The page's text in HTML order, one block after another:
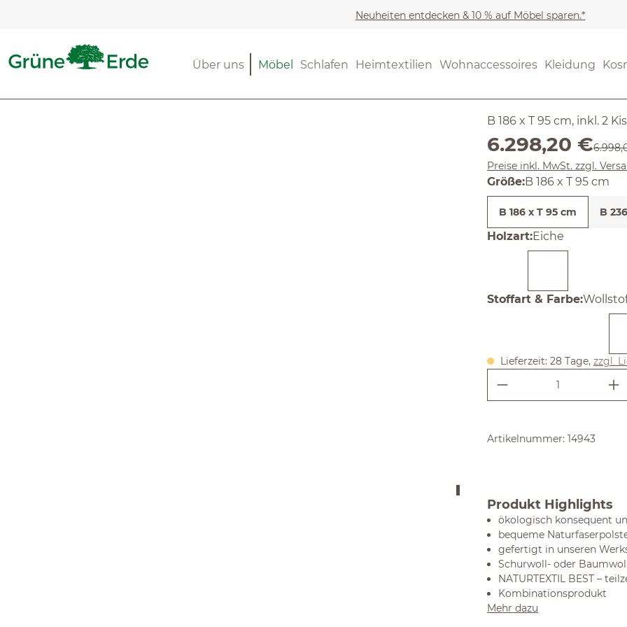
Neuheiten entdecken & 10 % auf Möbel sparen.*
Möbel Schlafen Heimtextilien Wohnaccessoires Kleidung
Über uns (4.75) 4
B 186 x T 95 cm, inkl. 2
Verkaufspreis:
6.298,20 €
Preise inkl. MwSt. zzgl.
Größe:B 186 x T 95 cm
B 186 x T 95 cm B
Holzartauswählen
:Eiche
Stoffart & Farbe:
Lieferzeit: 28 Tage, zzgl.
Produkt
Artikelnummer: 14943
Produkt Highlights
ökologisch konsequent
bequeme
gefertigt in unseren
Schurwoll- oder
NATURTEXTIL BEST –
Kombinationsprodukt
Mehr dazu